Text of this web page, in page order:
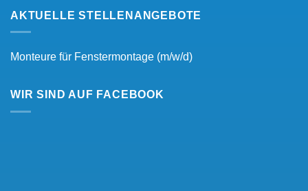
AKTUELLE STELLENANGEBOTE
Monteure für Fenstermontage (m/w/d)
WIR SIND AUF FACEBOOK